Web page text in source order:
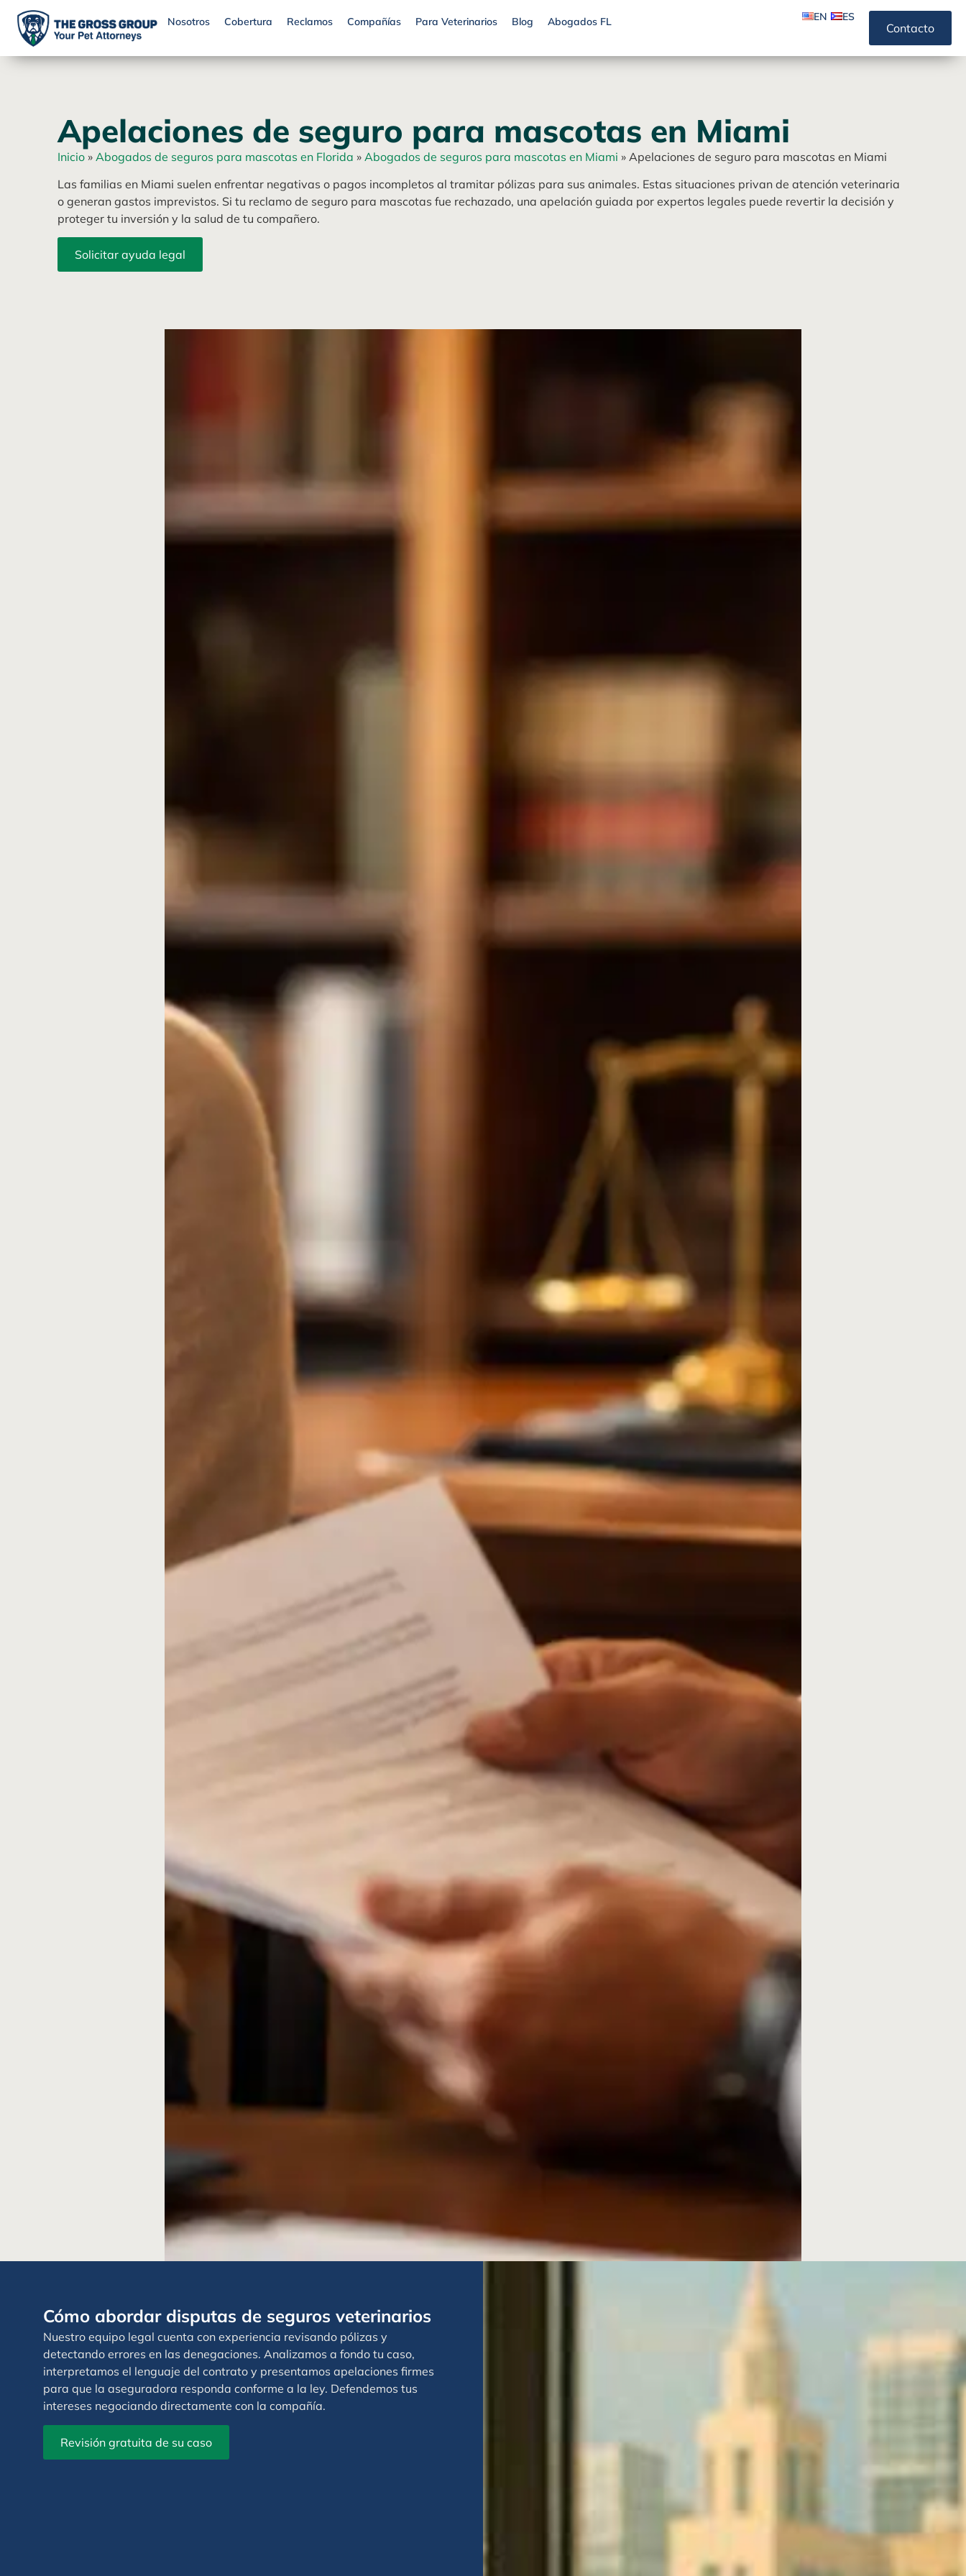
Nosotros Cobertura Reclamos Compañías Para Veterinarios Blog Abogados FL EN ES
Contacto
Apelaciones de seguro para mascotas en Miami
Inicio » Abogados de seguros para mascotas en Florida » Abogados de seguros para mascotas en Miami » Apelaciones de seguro para mascotas en Miami
Las familias en Miami suelen enfrentar negativas o pagos incompletos al tramitar pólizas para sus animales. Estas situaciones privan de atención veterinaria
o generan gastos imprevistos. Si tu reclamo de seguro para mascotas fue rechazado, una apelación guiada por expertos legales puede revertir la decisión y
proteger tu inversión y la salud de tu compañero.
Solicitar ayuda legal
Cómo abordar disputas de seguros veterinarios
Nuestro equipo legal cuenta con experiencia revisando pólizas y
detectando errores en las denegaciones. Analizamos a fondo tu caso,
interpretamos el lenguaje del contrato y presentamos apelaciones firmes
para que la aseguradora responda conforme a la ley. Defendemos tus
intereses negociando directamente con la compañía.
Revisión gratuita de su caso